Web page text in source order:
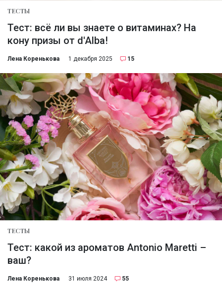
ТЕСТЫ
Тест: всё ли вы знаете о витаминах? На
кону призы от d'Alba!
Лена Коренькова 1 декабря 2025 15
ТЕСТЫ
Тест: какой из ароматов Antonio Maretti –
ваш?
Лена Коренькова 31 июля 2024 55